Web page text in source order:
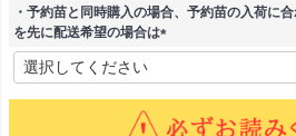
須
)
・予約苗と同時購入の場合、予約苗の入荷に
を先に配送希望の場合は
(
須